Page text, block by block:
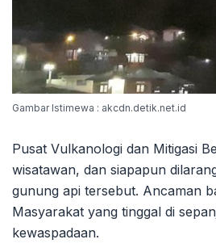
Gambar Istimewa : akcdn.detik.net.id
Pusat Vulkanologi dan Mitigasi
wisatawan, dan siapapun
gunung api tersebut. Ancaman
Masyarakat yang tinggal di
kewaspadaan.